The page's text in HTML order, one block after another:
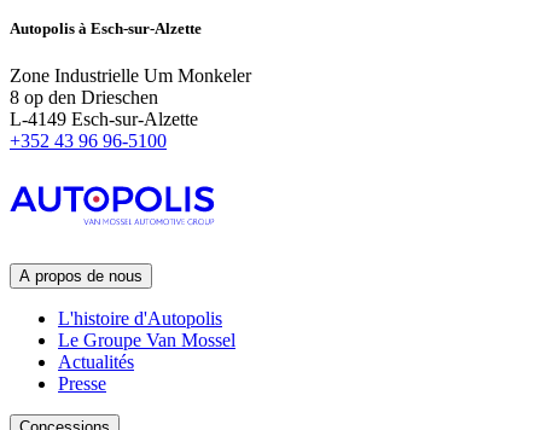
Autopolis à Esch-sur-Alzette
Zone Industrielle Um Monkeler
8 op den Drieschen
L-4149 Esch-sur-Alzette
+352 43 96 96-5100
A propos de nous
L'histoire d'Autopolis
Le Groupe Van Mossel
Actualités
Presse